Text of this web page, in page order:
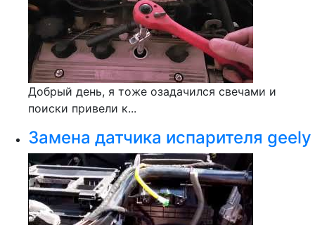
Добрый день, я тоже озадачился свечами и
поиски привели к...
Замена датчика испарителя geely